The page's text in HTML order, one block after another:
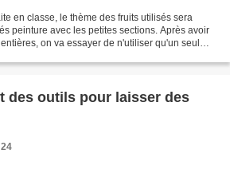
en classe, le thème des fruits utilisés sera
peinture avec les petites sections. Après avoir
on va essayer de n'utiliser qu'un seul
des outils pour laisser des